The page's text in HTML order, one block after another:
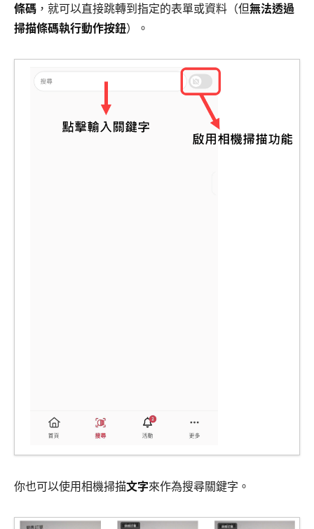
條碼 ，就可以直接跳轉到指定的表單或資料（但無法透過
掃描條碼執行動作按鈕）。
你也可以使用相機掃描文字來作為搜尋關鍵字。